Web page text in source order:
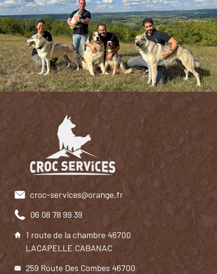
croc-services@orange.fr
06 08 78 99 39
1 route de la chambre 46700
LACAPELLE CABANAC
259 Route Des Combes 46700